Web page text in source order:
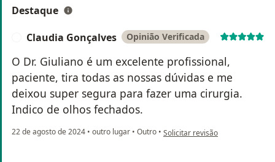
Destaque
Claudia Gonçalves Opinião Verificada
O Dr. Giuliano é um excelente profissional,
paciente, tira todas as nossas dúvidas e me
deixou super segura para fazer uma cirurgia.
Indico de olhos fechados.
22 de agosto de 2024 • outro lugar • Outro • na opinião do utilizador Claudia
Solicitar revisão